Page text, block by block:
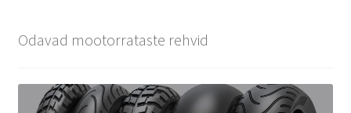
Odavad mootorrataste rehvid